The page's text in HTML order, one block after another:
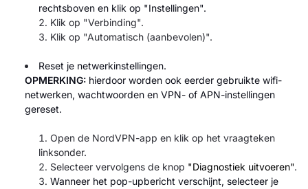
rechtsboven en klik op "Instellingen".
Klik op "Verbinding".
Klik op "Automatisch (aanbevolen)".
Reset je netwerkinstellingen.
OPMERKING: hierdoor worden ook eerder gebruikte wifi-
netwerken, wachtwoorden en VPN- of APN-instellingen
gereset.
Open de NordVPN-app en klik op het vraagteken
linksonder.
Selecteer vervolgens de knop "Diagnostiek uitvoeren".
Wanneer het pop-upbericht verschijnt, selecteer je